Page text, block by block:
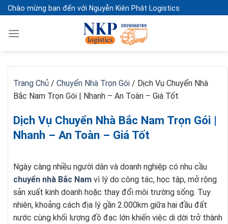
Skip
to
content
Chào mừng bạn đến với Nguyễn Kiên Phát Logistics
Trang Chủ / Chuyển Nhà Trọn Gói / Dịch Vụ Chuyển Nhà
Bắc Nam Trọn Gói | Nhanh – An Toàn – Giá Tốt
Dịch Vụ Chuyển Nhà Bắc Nam Trọn Gói |
Nhanh – An Toàn – Giá Tốt
Ngày càng nhiều người dân và doanh nghiệp có nhu cầu
chuyển nhà Bắc Nam vì lý do công tác, học tập, mở rộng
sản xuất kinh doanh hoặc thay đổi môi trường sống. Tuy
nhiên, khoảng cách địa lý gần 2.000km giữa hai đầu đất
nước cùng khối lượng đồ đạc lớn khiến việc di dời trở thành